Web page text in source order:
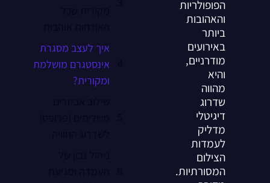
הפופולריות
והאהובות
ביותר
באירועים
מודרניים,
והיא
מהווה
שדרוג
דיגיטלי
מדליק
לעמדות
הצילום
המסורתיות.
איך לעצב מסגרת
אינסטגרם מושלמת
ומקורית?